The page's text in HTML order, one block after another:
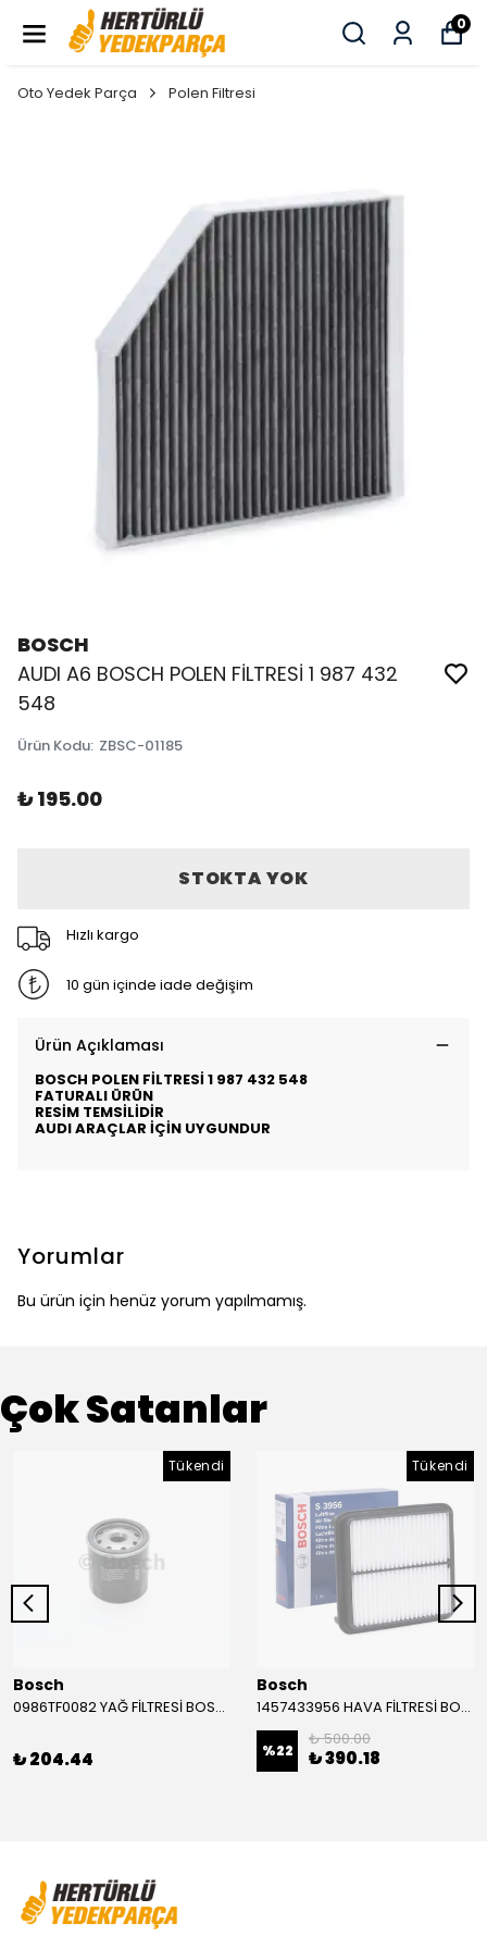
0
Oto Yedek Parça Polen Filtresi
BOSCH
AUDI A6 BOSCH POLEN FİLTRESİ 1 987 432
548
Ürün Kodu: ZBSC-01185
₺ 195.00
STOKTA YOK
Hızlı kargo
10 gün içinde iade değişim
Ürün Açıklaması
BOSCH POLEN FİLTRESİ 1 987 432 548
FATURALI ÜRÜN
RESİM TEMSİLİDİR
AUDI ARAÇLAR İÇİN UYGUNDUR
Yorumlar
Bu ürün için henüz yorum yapılmamış.
Çok Satanlar
Tükendi
Bosch
0986TF0082 YAĞ FİLTRESİ BOSCH
₺ 204.44
Tükendi
Bosch
1457433956 HAVA FİLTRESİ BOSCH
%22
₺ 500.00
₺ 390.18